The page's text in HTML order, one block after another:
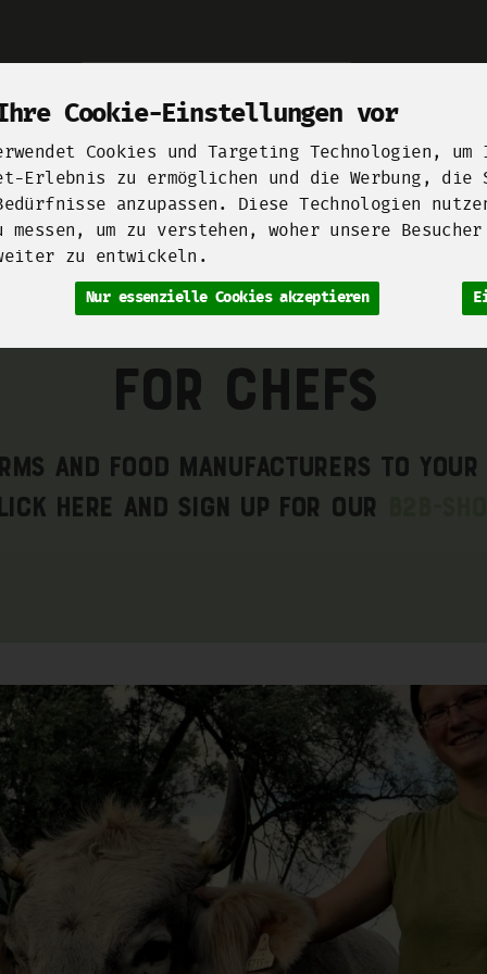
Ihre Cookie-Einstellungen vor
Cookies und Targeting Technologien, um
Erlebnis zu ermöglichen und die Werbung, die
anzupassen. Diese Technologien
messen, um zu verstehen, woher unsere Besucher
zu entwickeln.
Nur essenzielle Cookies akzeptieren
Produkt
Unsere Höfe Berliner Manufakturen Startups for
For Chefs
and food manufacturers to your
here and sign up for our